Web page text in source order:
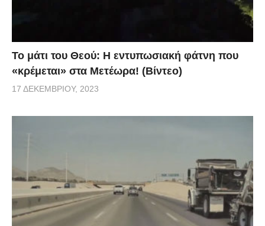
Το μάτι του Θεού: Η εντυπωσιακή φάτνη που
«κρέμεται» στα Μετέωρα! (Βίντεο)
17 ΔΕΚΕΜΒΡΊΟΥ, 2023